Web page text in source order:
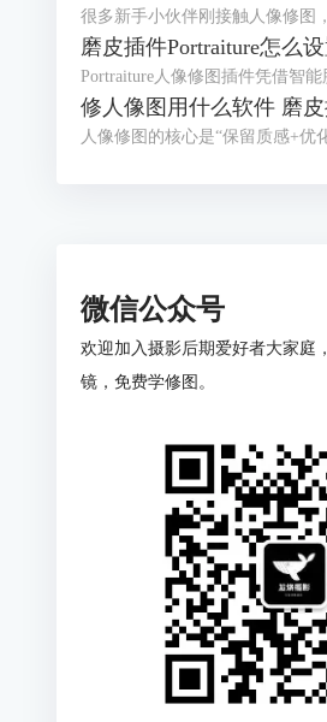
微信公众号
欢迎加入摄影后期爱好者大家庭
镜，免费学修图。